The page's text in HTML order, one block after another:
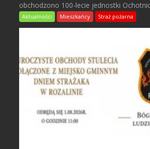
obchodzono 100-lecie jednostki
Aktualności Mieszkańcy Straż pożarna